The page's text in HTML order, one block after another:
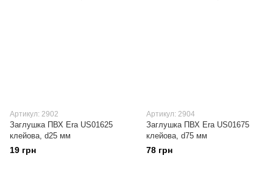
Артикул: 2902
Заглушка ПВХ Era US01625
клейова, d25 мм
19 грн
Артикул: 2904
Заглушка ПВХ Era US01675
клейова, d75 мм
78 грн